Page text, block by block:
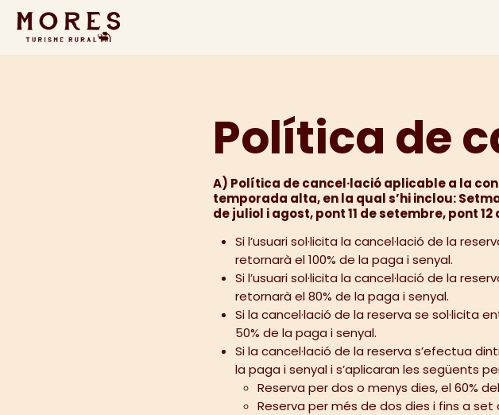
Política de
A) Política de cancel·lació aplicable a la
temporada alta, en la qual s’hi inclou:
de juliol i agost, pont 11 de setembre, pont
Si l’usuari sol·licita la cancel·lació de la
retornarà el 100% de la paga i senyal.
Si l’usuari sol·licita la cancel·lació de la
retornarà el 80% de la paga i senyal.
Si la cancel·lació de la reserva se sol·licita
50% de la paga i senyal.
Si la cancel·lació de la reserva s’efectua
la paga i senyal i s’aplicaran les següents
Reserva per dos o menys dies, el 60%
Reserva per més de dos dies i fins a